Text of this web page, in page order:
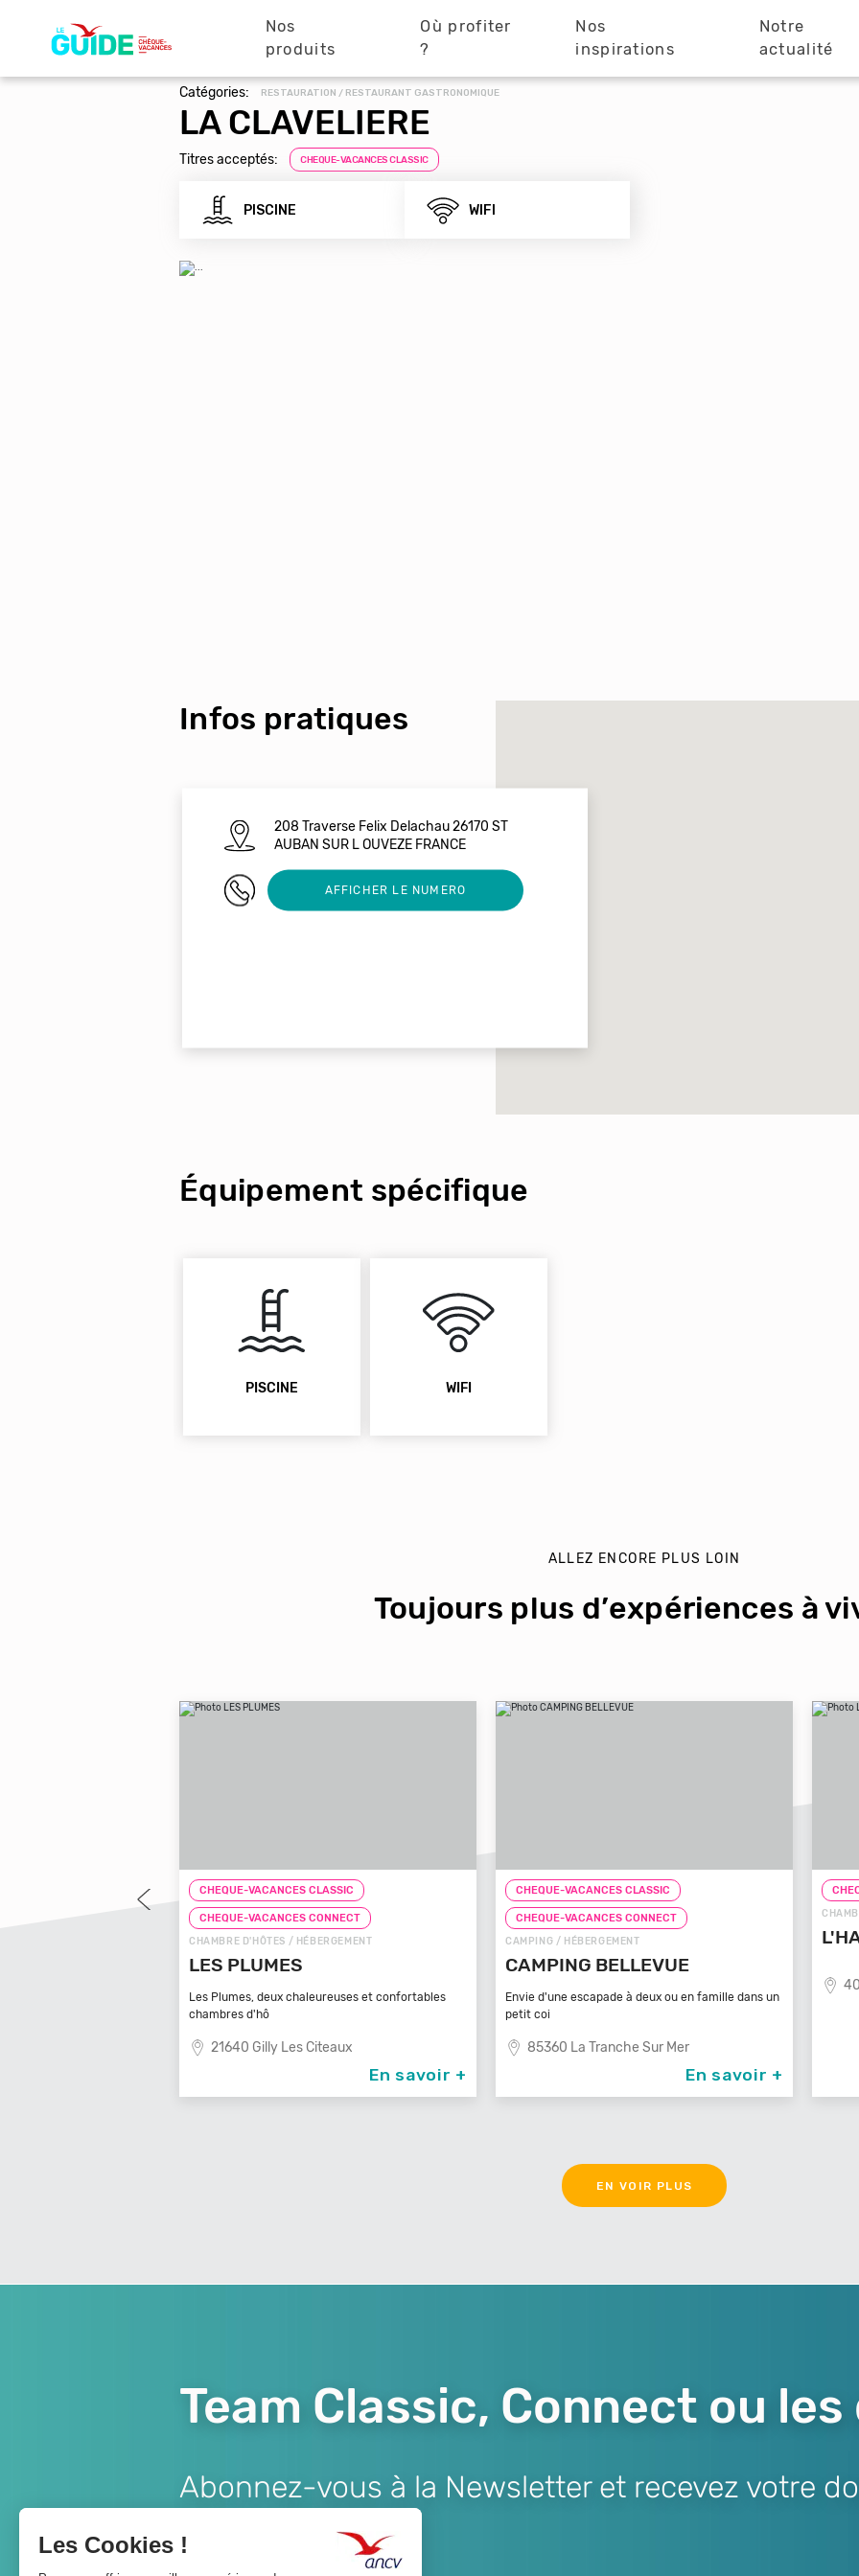
principale
Nos
produits
Où profiter
?
Nos
inspirations
Notre
actualité
Catégories: RESTAURATION / RESTAURANT GASTRONOMIQUE
LA CLAVELIERE
Titres acceptés: CHEQUE-VACANCES CLASSIC
PISCINE WIFI
Infos pratiques
208 Traverse Felix Delachau 26170 ST
AUBAN SUR L OUVEZE FRANCE
+0475286107AFFICHER LE NUMERO
Équipement spécifique
PISCINE WIFI
ALLEZ ENCORE PLUS LOIN
Toujours plus d’expériences à
CHEQUE-VACANCES CLASSIC
CHEQUE-VACANCES CONNECT
CHAMBRE D'HÔTES / HÉBERGEMENT
LES PLUMES
Les Plumes, deux chaleureuses et confortables
chambres d'hô
21640 Gilly Les Citeaux
En savoir +
CHEQUE-VACANCES CLASSIC
CHEQUE-VACANCES CONNECT
CAMPING / HÉBERGEMENT
CAMPING BELLEVUE
Envie d'une escapade à deux ou en famille dans un
petit coi
85360 La Tranche Sur Mer
En savoir +
EN VOIR PLUS
Team Classic, Connect ou les
Abonnez-vous à la Newsletter et recevez votre